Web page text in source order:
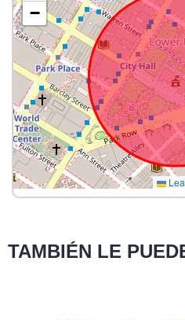
−
TAMBIÉN LE